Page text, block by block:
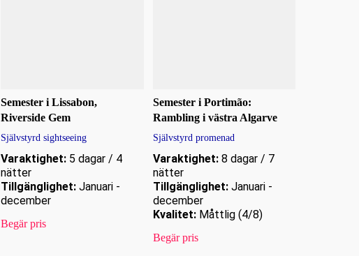
Semester i Lissabon,
Riverside Gem
Självstyrd sightseeing
Varaktighet:5 dagar / 4
nätter
Tillgänglighet:Januari -
december
Begär pris
Semester i Portimão:
Rambling i västra Algarve
Självstyrd promenad
Varaktighet:8 dagar / 7
nätter
Tillgänglighet:Januari -
december
Kvalitet:Måttlig (4/8)
Begär pris